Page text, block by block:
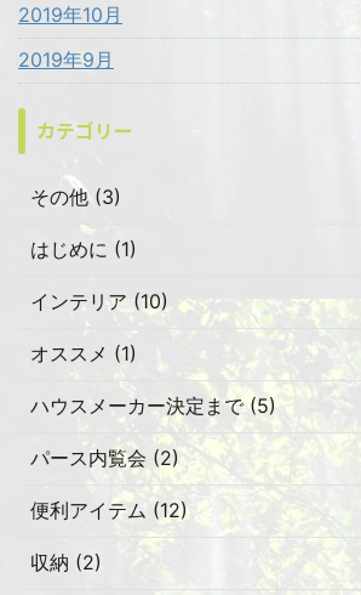
2019年10月
2019年9月
カテゴリー
その他 (3)
はじめに (1)
インテリア (10)
オススメ (1)
ハウスメーカー決定まで (5)
パース内覧会 (2)
便利アイテム (12)
収納 (2)